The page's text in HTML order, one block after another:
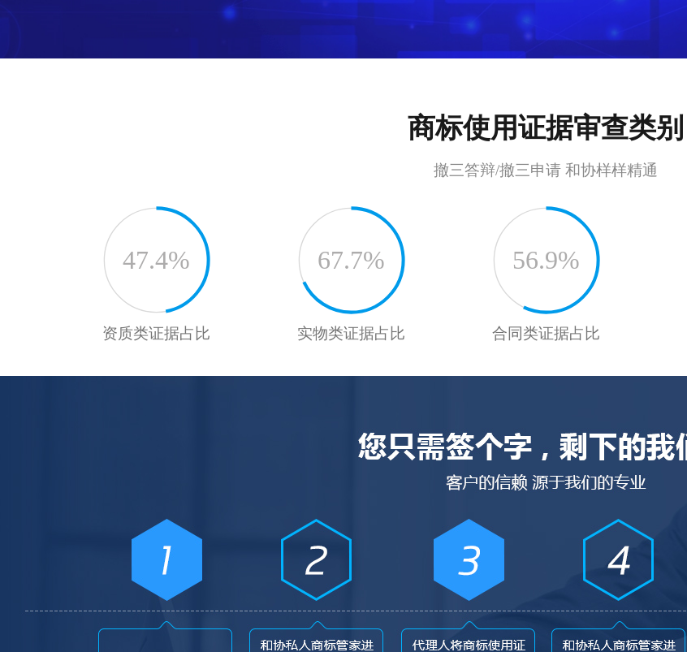
商标使用证据审查类别
撤三答辩/撤三申请 和协样样精通
47.4%
资质类证据占比
67.7%
实物类证据占比
56.9%
合同类证据占比